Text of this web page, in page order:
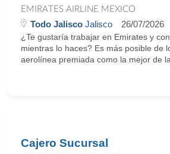
EMIRATES AIRLINE MEXICO
Todo Jalisco Jalisco 26/07/2026
¿Te gustaría trabajar en Emirates y
mientras lo haces? Es más posible de
aerolínea premiada como la mejor de
Cajero Sucursal